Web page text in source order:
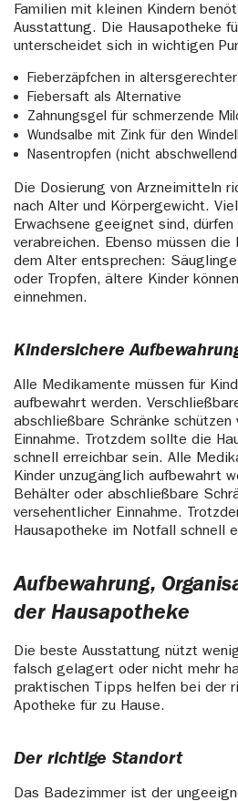
Familien mit kleinen Kindern
Ausstattung. Die Hausapotheke
unterscheidet sich in wichtigen
Fieberzäpfchen in
Fiebersaft als Alternative
Zahnungsgel für schmerzende
Wundsalbe mit Zink für den
Nasentropfen (nicht
Die Dosierung von Arzneimitteln
nach Alter und Körpergewicht.
Erwachsene geeignet sind,
verabreichen. Ebenso müssen die
dem Alter entsprechen:
oder Tropfen, ältere Kinder
einnehmen.
Kindersichere
Alle Medikamente müssen für
aufbewahrt werden.
abschließbare Schränke schützen
Einnahme. Trotzdem sollte die
schnell erreichbar sein. Alle
Kinder unzugänglich aufbewahrt
Behälter oder abschließbare
versehentlicher Einnahme.
Hausapotheke im Notfall schnell
Aufbewahrung,
der Hausapotheke
Die beste Ausstattung nützt
falsch gelagert oder nicht mehr
praktischen Tipps helfen bei der
Apotheke für zu Hause.
Der richtige Standort
Das Badezimmer ist der